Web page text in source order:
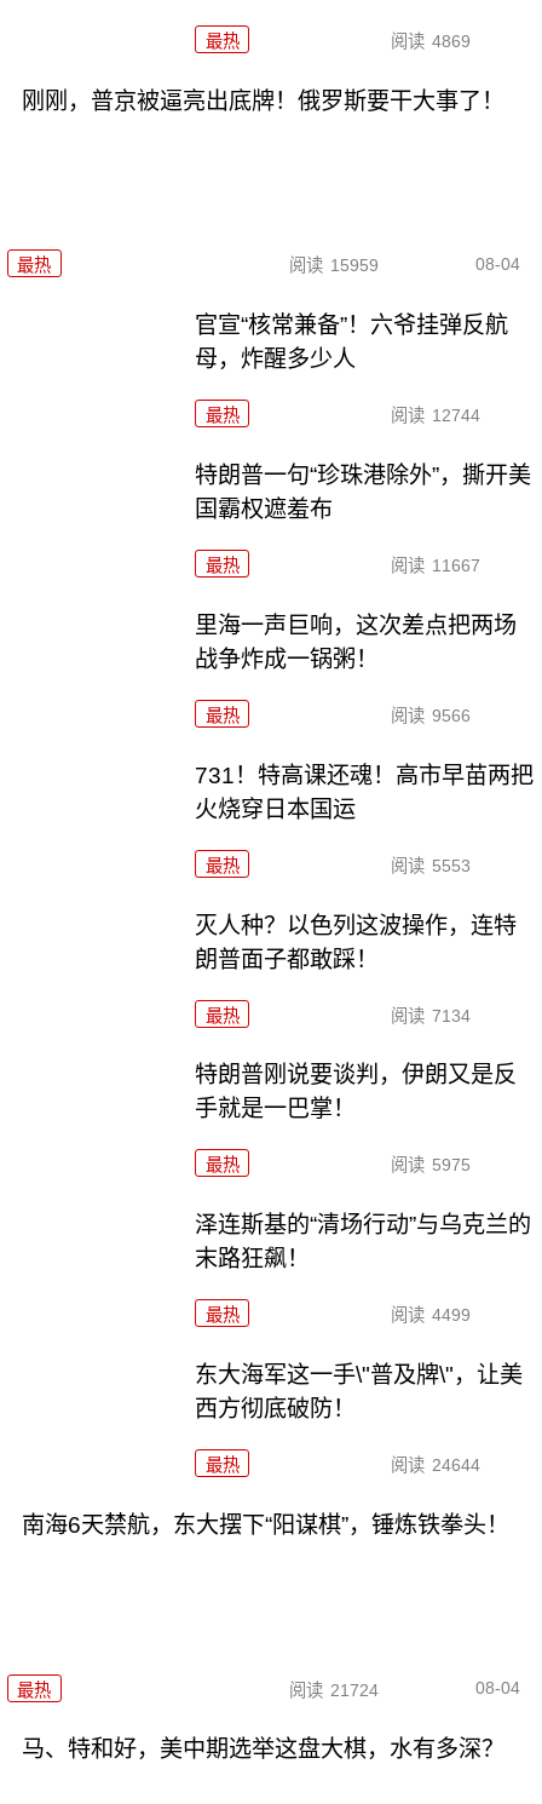
最热 阅读 4869
刚刚，普京被逼亮出底牌！俄罗斯要干大事了！
最热 阅读 15959 08-04
官宣“核常兼备”！六爷挂弹反航
母，炸醒多少人
最热 阅读 12744
特朗普一句“珍珠港除外”，撕开美
国霸权遮羞布
最热 阅读 11667
里海一声巨响，这次差点把两场
战争炸成一锅粥！
最热 阅读 9566
731！特高课还魂！高市早苗两把
火烧穿日本国运
最热 阅读 5553
灭人种？以色列这波操作，连特
朗普面子都敢踩！
最热 阅读 7134
特朗普刚说要谈判，伊朗又是反
手就是一巴掌！
最热 阅读 5975
泽连斯基的“清场行动”与乌克兰的
末路狂飙！
最热 阅读 4499
东大海军这一手\"普及牌\"，让美
西方彻底破防！
最热 阅读 24644
南海6天禁航，东大摆下“阳谋棋”，锤炼铁拳头！
最热 阅读 21724 08-04
马、特和好，美中期选举这盘大棋，水有多深？